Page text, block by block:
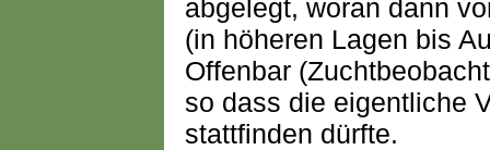
abgelegt, woran dann
(in höheren Lagen bis
Offenbar
so dass die eigentliche
stattfinden dürfte.